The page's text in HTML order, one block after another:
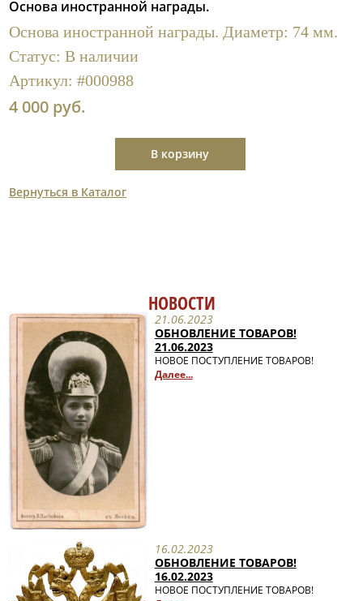
Полезные ссылки
Основа иностранной награды.
Основа иностранной награды. Диаметр: 74 мм.
Статус:В наличии
Артикул:#000988
4 000 руб.
В корзину
Вернуться в Каталог
НОВОСТИ
21.06.2023
ОБНОВЛЕНИЕ ТОВАРОВ!
21.06.2023
НОВОЕ ПОСТУПЛЕНИЕ ТОВАРОВ!
Далее...
16.02.2023
ОБНОВЛЕНИЕ ТОВАРОВ!
16.02.2023
НОВОЕ ПОСТУПЛЕНИЕ ТОВАРОВ!